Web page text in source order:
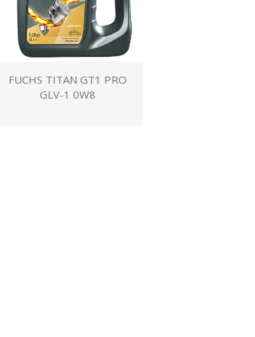
FUCHS TITAN GT1 PRO
GLV-1 0W8